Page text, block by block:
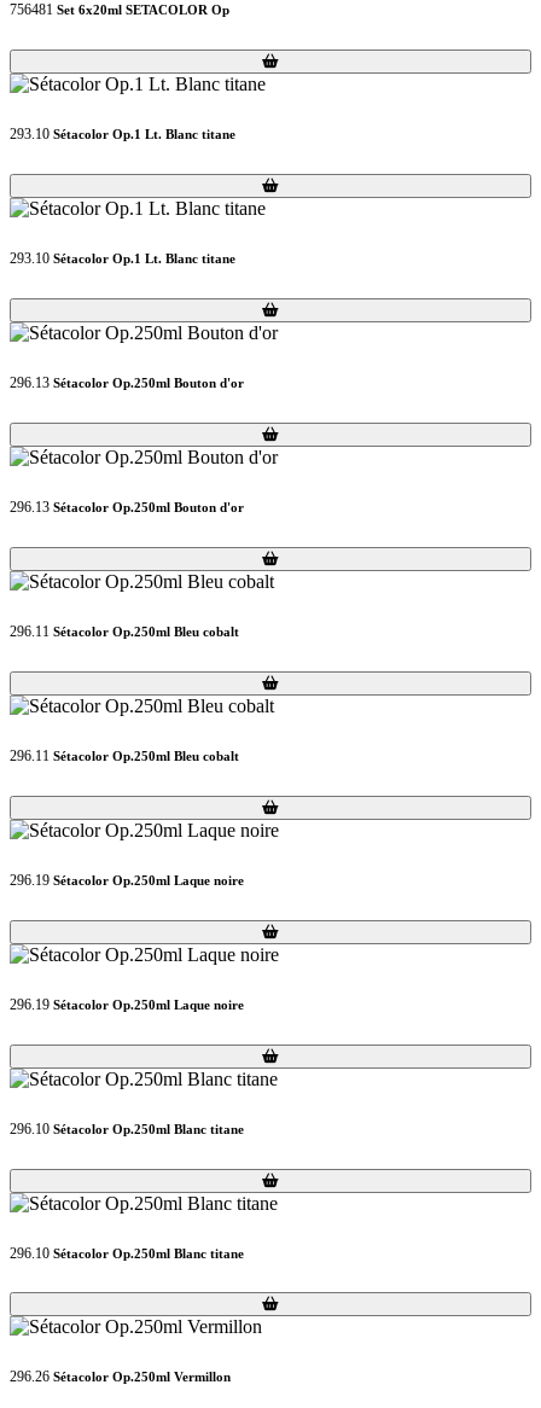
756481 Set 6x20ml SETACOLOR Op
Loading...
Loading...
293.10 Sétacolor Op.1 Lt. Blanc titane
Loading...
Loading...
293.10 Sétacolor Op.1 Lt. Blanc titane
Loading...
Loading...
296.13 Sétacolor Op.250ml Bouton d'or
Loading...
Loading...
296.13 Sétacolor Op.250ml Bouton d'or
Loading...
Loading...
296.11 Sétacolor Op.250ml Bleu cobalt
Loading...
Loading...
296.11 Sétacolor Op.250ml Bleu cobalt
Loading...
Loading...
296.19 Sétacolor Op.250ml Laque noire
Loading...
Loading...
296.19 Sétacolor Op.250ml Laque noire
Loading...
Loading...
296.10 Sétacolor Op.250ml Blanc titane
Loading...
Loading...
296.10 Sétacolor Op.250ml Blanc titane
Loading...
Loading...
296.26 Sétacolor Op.250ml Vermillon